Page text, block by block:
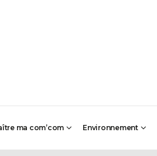
ma com’com Environnement